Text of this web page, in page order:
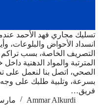
تسليك مجاري فهد الأحمد
انسداد الأحواض والبلوعات،
التصريف الخاصة، بسب تراكم
المترتبة والمواد الدهنية
الصحي، اتصل بنا لنعمل على
بسرعة، وتلبية طلبك على
فريق…
Ammar Alkurdi
مارس 27,